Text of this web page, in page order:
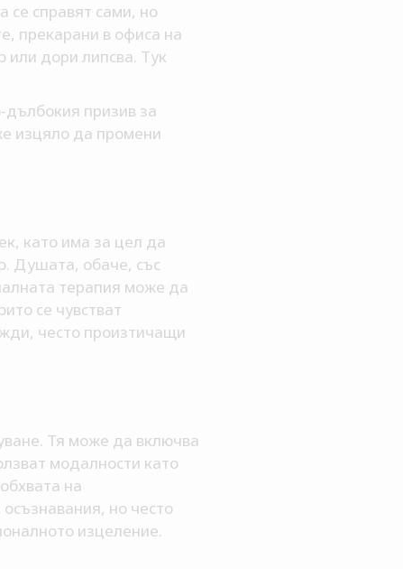
се справят сами, но
прекарани в офиса на
или дори липсва. Тук
призив за
изцяло да промени
като има за цел да
Душата, обаче, със
терапия може да
се чувстват
често произтичащи
Тя може да включва
модалности като
на
но често
изцеление.